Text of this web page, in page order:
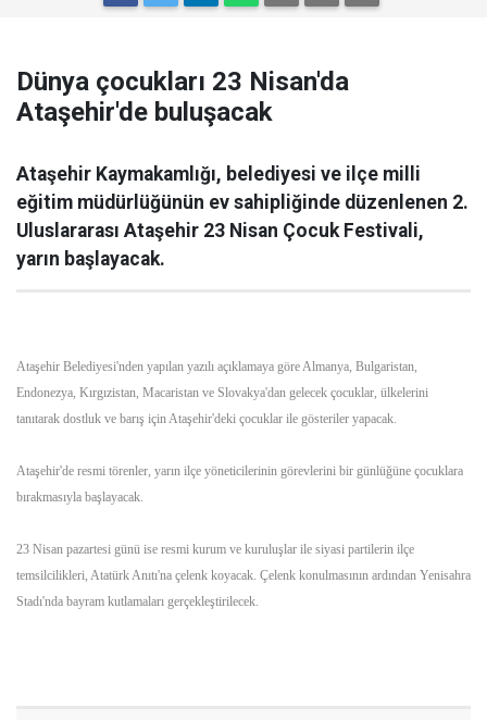
Dünya çocukları 23 Nisan'da
Ataşehir'de buluşacak
Ataşehir Kaymakamlığı, belediyesi ve ilçe milli
eğitim müdürlüğünün ev sahipliğinde düzenlenen 2.
Uluslararası Ataşehir 23 Nisan Çocuk Festivali,
yarın başlayacak.
Ataşehir Belediyesi'nden yapılan yazılı açıklamaya göre Almanya, Bulgaristan,
Endonezya, Kırgızistan, Macaristan ve Slovakya'dan gelecek çocuklar, ülkelerini
tanıtarak dostluk ve barış için Ataşehir'deki çocuklar ile gösteriler yapacak.
Ataşehir'de resmi törenler, yarın ilçe yöneticilerinin görevlerini bir günlüğüne çocuklara
bırakmasıyla başlayacak.
23 Nisan pazartesi günü ise resmi kurum ve kuruluşlar ile siyasi partilerin ilçe
temsilcilikleri, Atatürk Anıtı'na çelenk koyacak. Çelenk konulmasının ardından Yenisahra
Stadı'nda bayram kutlamaları gerçekleştirilecek.